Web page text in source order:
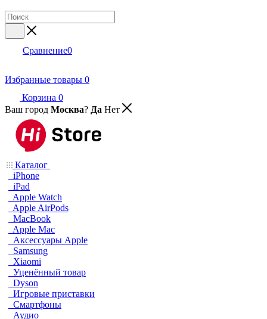
Сравнение0
Избранные товары 0
Корзина 0
Ваш город Москва? Да Нет
Каталог
iPhone
iPad
Apple Watch
Apple AirPods
MacBook
Apple Mac
Аксессуары Apple
Samsung
Xiaomi
Уценённый товар
Dyson
Игровые приставки
Смартфоны
Аудио